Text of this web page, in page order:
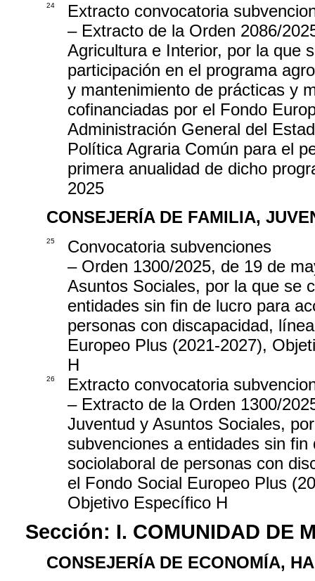
24
Extracto convocatoria
– Extracto de la Orden 2086/
Agricultura e Interior, por la que
participación en el programa
y mantenimiento de prácticas y
cofinanciadas por el Fondo
Administración General del
Política Agraria Común para el
primera anualidad de dicho
2025
CONSEJERÍA DE FAMILIA,
25
Convocatoria subvenciones
– Orden 1300/2025, de 19 de
Asuntos Sociales, por la que se
entidades sin fin de lucro para
personas con discapacidad,
Europeo Plus (2021-2027),
H
26
Extracto convocatoria
– Extracto de la Orden 1300/
Juventud y Asuntos Sociales,
subvenciones a entidades sin
sociolaboral de personas con
el Fondo Social Europeo Plus
Objetivo Específico H
Sección: I. COMUNIDAD DE
CONSEJERÍA DE ECONOMÍA,